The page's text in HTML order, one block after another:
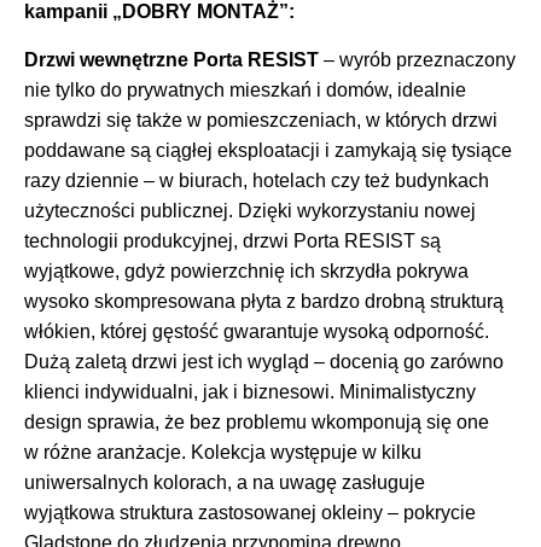
kampanii „DOBRY MONTAŻ”:
Drzwi wewnętrzne Porta RESIST – wyrób przeznaczony
nie tylko do prywatnych mieszkań i domów, idealnie
sprawdzi się także w pomieszczeniach, w których drzwi
poddawane są ciągłej eksploatacji i zamykają się tysiące
razy dziennie – w biurach, hotelach czy też budynkach
użyteczności publicznej. Dzięki wykorzystaniu nowej
technologii produkcyjnej, drzwi Porta RESIST są
wyjątkowe, gdyż powierzchnię ich skrzydła pokrywa
wysoko skompresowana płyta z bardzo drobną strukturą
włókien, której gęstość gwarantuje wysoką odporność.
Dużą zaletą drzwi jest ich wygląd – docenią go zarówno
klienci indywidualni, jak i biznesowi. Minimalistyczny
design sprawia, że bez problemu wkomponują się one
w różne aranżacje. Kolekcja występuje w kilku
uniwersalnych kolorach, a na uwagę zasługuje
wyjątkowa struktura zastosowanej okleiny – pokrycie
Gladstone do złudzenia przypomina drewno.